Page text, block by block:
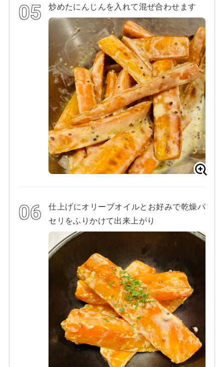
炒めたにんじんを入れて混ぜ合わせます
仕上げにオリーブオイルとお好みで乾燥パ
セリをふりかけて出来上がり